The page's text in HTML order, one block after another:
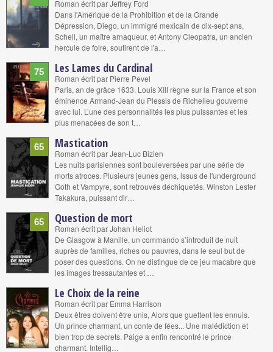
Roman écrit par Jeffrey Ford
Dans l'Amérique de la Prohibition et de la Grande
Dépression, Diego, un immigré mexicain de dix-sept ans,
Schell, un maître arnaqueur, et Antony Cleopatra, un ancien
hercule de foire, soutirent de l'a…
75 Les Lames du Cardinal
Roman écrit par Pierre Pevel
Paris, an de grâce 1633. Louis XIII règne sur la France et son
éminence Armand-Jean du Plessis de Richelieu gouverne
avec lui. L’une des personnalités les plus puissantes et les
plus menacées de son t…
65 Mastication
Roman écrit par Jean-Luc Bizien
Les nuits parisiennes sont bouleversées par une série de
morts atroces. Plusieurs jeunes gens, issus de l'underground
Goth et Vampyre, sont retrouvés déchiquetés. Winston Lester
Takakura, puissant dir…
65 Question de mort
Roman écrit par Johan Heliot
De Glasgow à Manille, un commando s’introduit de nuit
auprès de familles, riches ou pauvres, dans le seul but de
poser des questions. On ne distingue de ce jeu macabre que
les images tressautantes et …
Le Choix de la reine
Roman écrit par Emma Harrison
Deux êtres doivent être unis, Alors que guettent les ennuis.
Un prince charmant, un conte de fées... Une malédiction et
bien trop de secrets. Paige a enfin rencontré le prince
charmant. Intellig…